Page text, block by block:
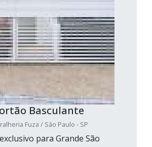
Basculante
Fuza / São Paulo - SP
para Grande São